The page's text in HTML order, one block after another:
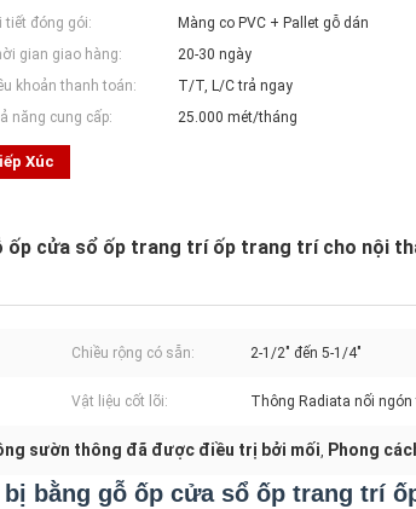
tiết đóng gói:
Màng co PVC + Pallet gỗ dán
gian giao hàng:
20-30 ngày
khoản thanh toán:
T/T, L/C trả ngay
năng cung cấp:
25.000 mét/tháng
Xúc
ốp cửa sổ ốp trang trí ốp trang trí cho nội
Chiều rộng có sẵn: 2-1/2" đến 5-1/4"
Vật liệu cốt lõi: Thông Radiata nối ngón
sườn thông đã được điều trị bởi mối, Phong
bằng gỗ ốp cửa sổ ốp trang trí